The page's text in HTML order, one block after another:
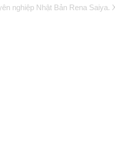
nghiệp Nhật Bản Rena Saiya.